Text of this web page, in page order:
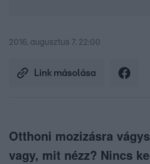
2016. augusztus 7. 22:00
Link másolása
Otthoni mozizásra
vagy, mit nézz? Nincs